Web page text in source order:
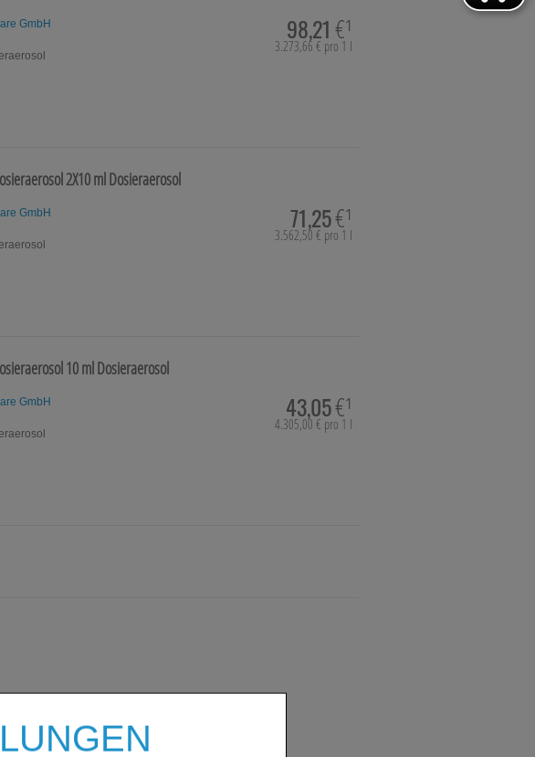
GmbH
98,21 €¹
3.273,66 € pro 1 l
2X10 mlDosieraerosol
GmbH
71,25€¹
3.562,50 € pro 1 l
10 mlDosieraerosol
GmbH
43,05€¹
4.305,00 € pro 1 l